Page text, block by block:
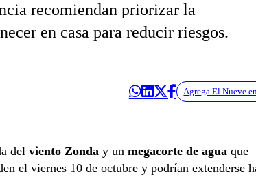
recomiendan priorizar la
en casa para reducir riesgos.
Agrega El Nueve
del viento Zonda y un megacorte de agua que
el viernes 10 de octubre y podrían extenderse